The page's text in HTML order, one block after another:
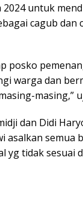
untuk
cagub dan
posko
warga dan
masing,”
dan Didi
asalkan semua
yg tidak sesuai